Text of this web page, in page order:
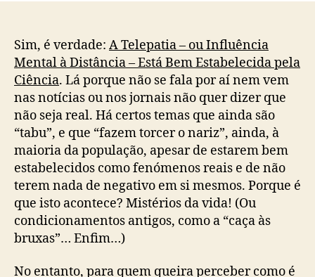
Estabelecida
pela
Ciência
–
Então
Porque
Não
A
Reconhecemos
Ou
Discutimos?
Sim, é verdade: A Telepatia – ou Influência
Mental à Distância – Está Bem Estabelecida pela
Ciência. Lá porque não se fala por aí nem vem
nas notícias ou nos jornais não quer dizer que
não seja real. Há certos temas que ainda são
“tabu”, e que “fazem torcer o nariz”, ainda, à
maioria da população, apesar de estarem bem
estabelecidos como fenómenos reais e de não
terem nada de negativo em si mesmos. Porque é
que isto acontece? Mistérios da vida! (Ou
condicionamentos antigos, como a “caça às
bruxas”… Enfim…)
No entanto, para quem queira perceber como é